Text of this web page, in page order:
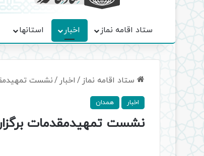
ستاد اقامه نماز اخبار استانها
ستاد اقامه نماز / اخبار /نشست
اخبار همدان
نشست تمهیدمقدمات